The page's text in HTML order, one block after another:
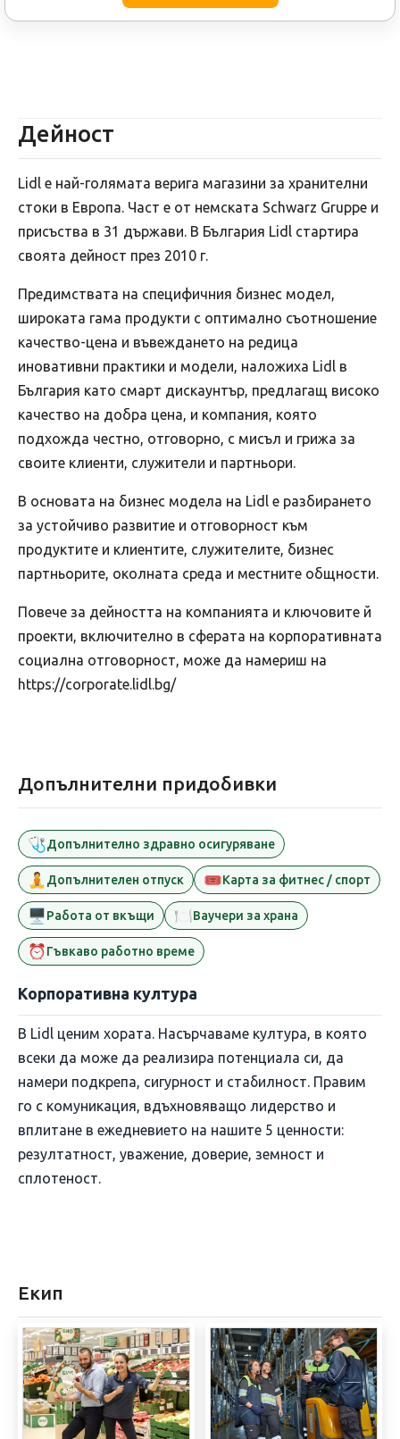
Дейност
Lidl е най-голямата верига магазини за хранителни
стоки в Европа. Част e от немската Schwarz Gruppe и
присъства в 31 държави. В България Lidl стартира
своята дейност през 2010 г.
Предимствата на специфичния бизнес модел,
широката гама продукти с оптимално съотношение
качество-цена и въвеждането на редица
иновативни практики и модели, наложиха Lidl в
България като смарт дискаунтър, предлагащ високо
качество на добра цена, и компания, която
подхожда честно, отговорно, с мисъл и грижа за
своите клиенти, служители и партньори.
В основата на бизнес модела на Lidl е разбирането
за устойчиво развитие и отговорност към
продуктите и клиентите, служителите, бизнес
партньорите, околната среда и местните общности.
Повече за дейността на компанията и ключовите й
проекти, включително в сферата на корпоративната
социална отговорност, може да намериш на
https://corporate.lidl.bg/
Допълнителни придобивки
🩺Допълнително здравно осигуряване
🧘Допълнителен отпуск 🎟️Карта за фитнес / спорт
🖥️Работа от вкъщи 🍽️Ваучери за храна
⏰Гъвкаво работно време
Корпоративна култура
В Lidl ценим хората. Насърчаваме култура, в която
всеки да може да реализира потенциала си, да
намери подкрепа, сигурност и стабилност. Правим
го с комуникация, вдъхновяващо лидерство и
вплитане в ежедневието на нашите 5 ценности:
резултатност, уважение, доверие, земност и
сплотеност.
Екип